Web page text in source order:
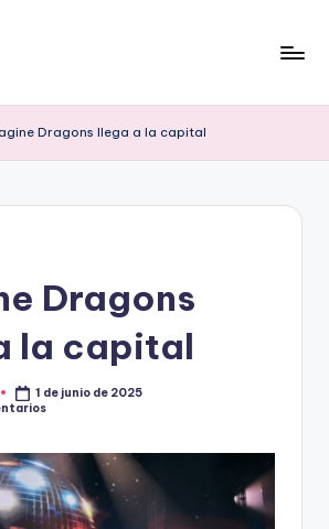
Dragons llega a la capital
Dragons
la capital
1 de junio de 2025